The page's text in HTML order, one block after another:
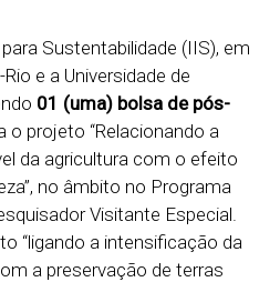
Sustentabilidade (IIS), em
e a Universidade de
01 (uma) bolsa de pós-
o projeto “Relacionando a
da agricultura com o efeito
no âmbito no Programa
Visitante Especial.
“ligando a intensificação da
a preservação de terras